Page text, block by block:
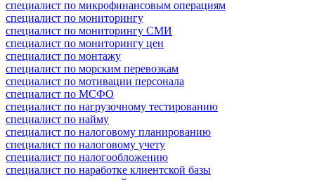
специалист по микрофинансовым операциям
специалист по мониторингу
специалист по мониторингу СМИ
специалист по мониторингу цен
специалист по монтажу
специалист по морским перевозкам
специалист по мотивации персонала
специалист по МСФО
специалист по нагрузочному тестированию
специалист по найму
специалист по налоговому планированию
специалист по налоговому учету
специалист по налогообложению
специалист по наработке клиентской базы